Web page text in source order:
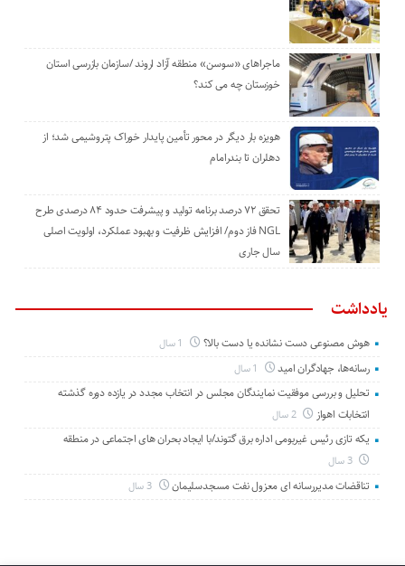
ماجراهای «سوسن» منطقه آزاد اروند /سازمان بازرسی استان
خوزستان چه می کند؟
هویزه بار دیگر در محور تأمین پایدار خوراک پتروشیمی شد؛ از
دهلران تا بندرامام
تحقق ۷۲ درصد برنامه تولید و پیشرفت حدود ۸۴ درصدی طرح
NGL فاز دوم/ افزایش ظرفیت و بهبود عملکرد، اولویت اصلی
سال جاری
یادداشت
هوش مصنوعی دست نشانده یا دست بالا؟
رسانه‌ها، جهادگران امید
تحلیل و بررسی موفقیت نمایندگان مجلس در انتخاب مجدد در یازده دوره گذشته
انتخابات اهواز
2 سال
یکه تازی رئیس غیربومی اداره برق گتوند/با ایجاد بحران های اجتماعی در منطقه
3 سال
تناقضات مدیررسانه ای معزول نفت مسجدسلیمان 3 سال